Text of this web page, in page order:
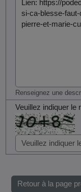
Renseignez une
Veuillez indiquer le
Retour à la page